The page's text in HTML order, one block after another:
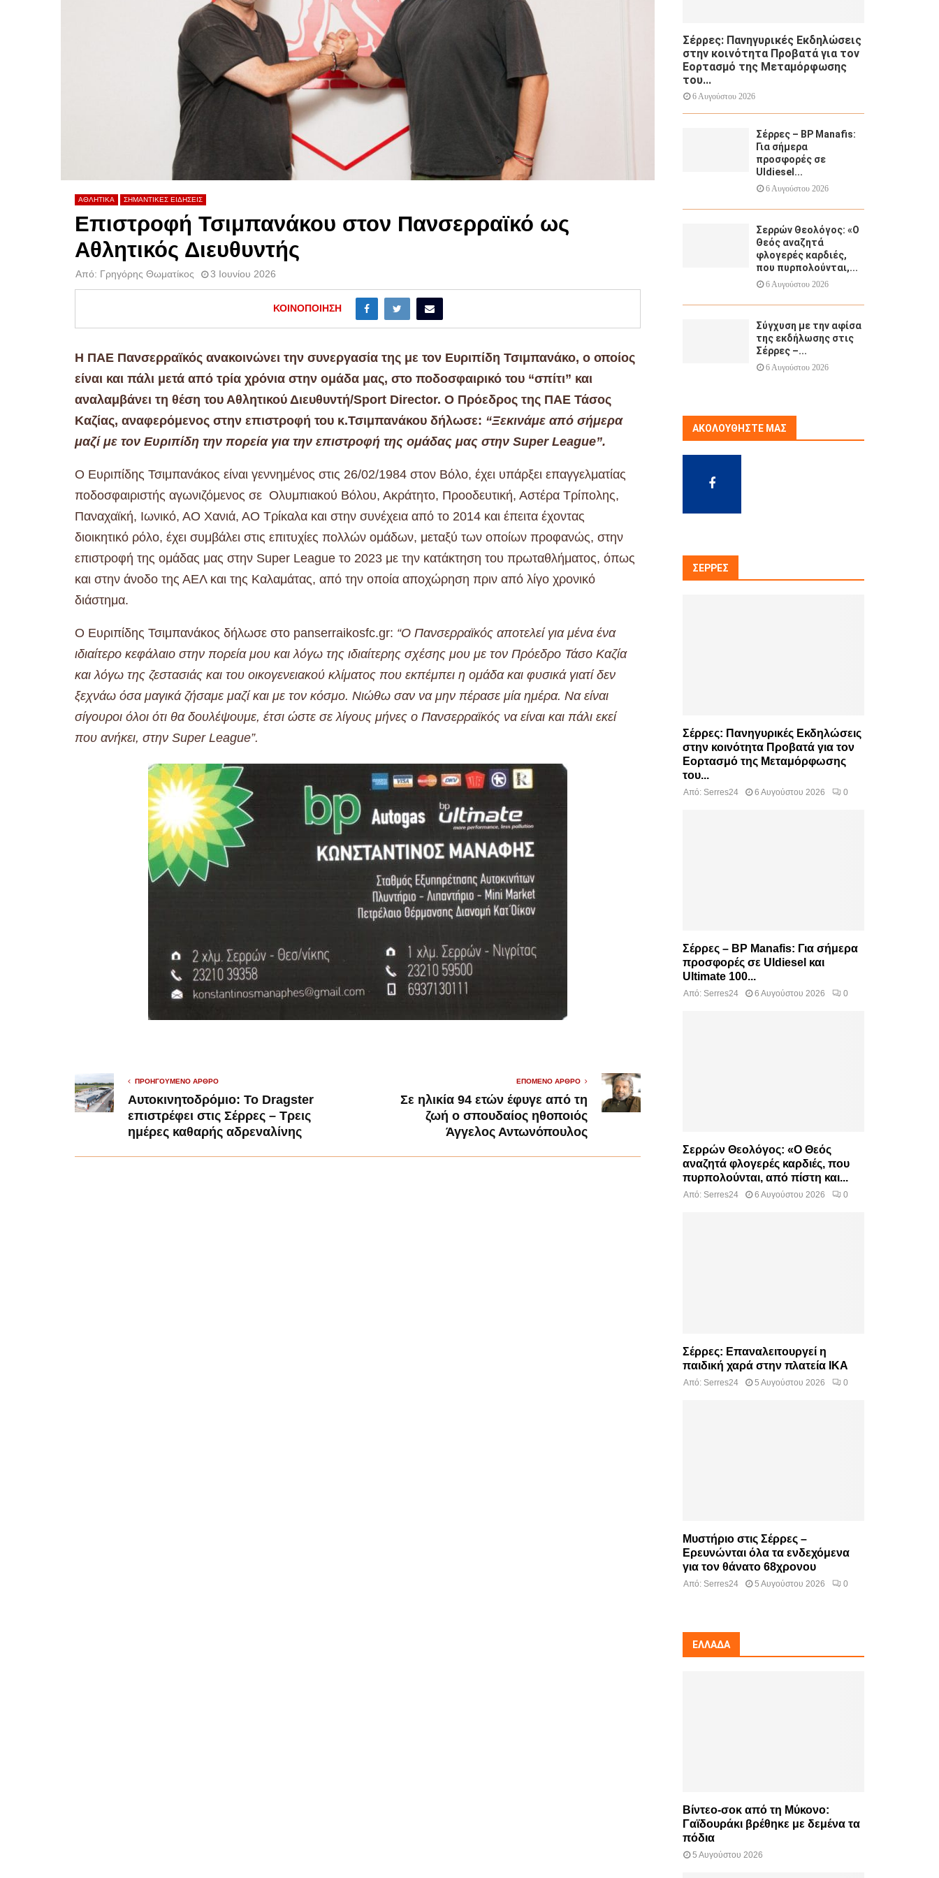
ΑΘΛΗΤΙΚΑ ΣΗΜΑΝΤΙΚΕΣ ΕΙΔΗΣΕΙΣ
Επιστροφή Τσιμπανάκου στον Πανσερραϊκό ως
Αθλητικός Διευθυντής
Από: Γρηγόρης Θωματίκος 3 Ιουνίου 2026
ΚΟΙΝΟΠΟΊΗΣΗ
Η ΠΑΕ Πανσερραϊκός ανακοινώνει την συνεργασία της με τον Ευριπίδη Τσιμπανάκο, ο οποίος
είναι και πάλι μετά από τρία χρόνια στην ομάδα μας, στο ποδοσφαιρικό του “σπίτι” και
αναλαμβάνει τη θέση του Αθλητικού Διευθυντή/Sport Director. Ο Πρόεδρος της ΠΑΕ Τάσος
Καζίας, αναφερόμενος στην επιστροφή του κ.Τσιμπανάκου δήλωσε: “Ξεκινάμε από σήμερα
μαζί με τον Ευριπίδη την πορεία για την επιστροφή της ομάδας μας στην Super League”.
Ο Ευριπίδης Τσιμπανάκος είναι γεννημένος στις 26/02/1984 στον Βόλο, έχει υπάρξει επαγγελματίας
ποδοσφαιριστής αγωνιζόμενος σε Ολυμπιακού Βόλου, Ακράτητο, Προοδευτική, Αστέρα Τρίπολης,
Παναχαϊκή, Ιωνικό, ΑΟ Χανιά, ΑΟ Τρίκαλα και στην συνέχεια από το 2014 και έπειτα έχοντας
διοικητικό ρόλο, έχει συμβάλει στις επιτυχίες πολλών ομάδων, μεταξύ των οποίων προφανώς, στην
επιστροφή της ομάδας μας στην Super League το 2023 με την κατάκτηση του πρωταθλήματος, όπως
και στην άνοδο της ΑΕΛ και της Καλαμάτας, από την οποία αποχώρηση πριν από λίγο χρονικό
διάστημα.
Ο Ευριπίδης Τσιμπανάκος δήλωσε στο panserraikosfc.gr: “Ο Πανσερραϊκός αποτελεί για μένα ένα
ιδιαίτερο κεφάλαιο στην πορεία μου και λόγω της ιδιαίτερης σχέσης μου με τον Πρόεδρο Τάσο Καζία
και λόγω της ζεστασιάς και του οικογενειακού κλίματος που εκπέμπει η ομάδα και φυσικά γιατί δεν
ξεχνάω όσα μαγικά ζήσαμε μαζί και με τον κόσμο. Νιώθω σαν να μην πέρασε μία ημέρα. Να είναι
σίγουροι όλοι ότι θα δουλέψουμε, έτσι ώστε σε λίγους μήνες ο Πανσερραϊκός να είναι και πάλι εκεί
που ανήκει, στην Super League”.
ΠΡΟΗΓΟΎΜΕΝΟ ΆΡΘΡΟ
Αυτοκινητοδρόμιο: Το Dragster
επιστρέφει στις Σέρρες – Τρεις
ημέρες καθαρής αδρεναλίνης
ΕΠΌΜΕΝΟ ΆΡΘΡΟ
Σε ηλικία 94 ετών έφυγε από τη
ζωή ο σπουδαίος ηθοποιός
Άγγελος Αντωνόπουλος
Σέρρες: Πανηγυρικές Εκδηλώσεις
στην κοινότητα Προβατά για τον
Εορτασμό της Μεταμόρφωσης
του...
6 Αυγούστου 2026
Σέρρες – BP Manafis:
Για σήμερα
προσφορές σε
Uldiesel...
6 Αυγούστου 2026
Σερρών Θεολόγος: «Ο
Θεός αναζητά
φλογερές καρδιές,
που πυρπολούνται,...
6 Αυγούστου 2026
Σύγχυση με την αφίσα
της εκδήλωσης στις
Σέρρες –...
6 Αυγούστου 2026
ΑΚΟΛΟΥΘΉΣΤΕ ΜΑΣ
ΣΈΡΡΕΣ
Σέρρες: Πανηγυρικές Εκδηλώσεις
στην κοινότητα Προβατά για τον
Εορτασμό της Μεταμόρφωσης
του...
Από: Serres24 6 Αυγούστου 2026 0
Σέρρες – BP Manafis: Για σήμερα
προσφορές σε Uldiesel και
Ultimate 100...
Από: Serres24 6 Αυγούστου 2026 0
Σερρών Θεολόγος: «Ο Θεός
αναζητά φλογερές καρδιές, που
πυρπολούνται, από πίστη και...
Από: Serres24 6 Αυγούστου 2026 0
Σέρρες: Επαναλειτουργεί η
παιδική χαρά στην πλατεία ΙΚΑ
Από: Serres24 5 Αυγούστου 2026 0
Μυστήριο στις Σέρρες –
Ερευνώνται όλα τα ενδεχόμενα
για τον θάνατο 68χρονου
Από: Serres24 5 Αυγούστου 2026 0
ΕΛΛΆΔΑ
Βίντεο-σοκ από τη Μύκονο:
Γαϊδουράκι βρέθηκε με δεμένα τα
πόδια
5 Αυγούστου 2026